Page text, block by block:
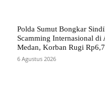
Polda Sumut Bongkar
Scamming Internasional di
Medan, Korban Rugi
6 Agustus 2026